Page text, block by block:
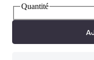
Quantité